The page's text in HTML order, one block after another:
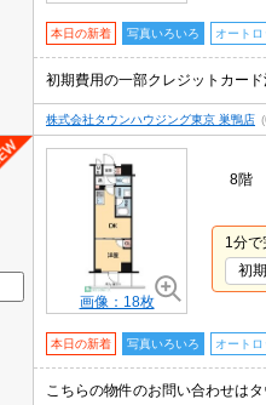
本日の新着 写真いろいろ オートロ
株式会社タウンハウジング東京 巣鴨店
画像：18枚
8階
1分で
初
本日の新着 写真いろいろ オートロ
こちらの物件のお問い合わせは